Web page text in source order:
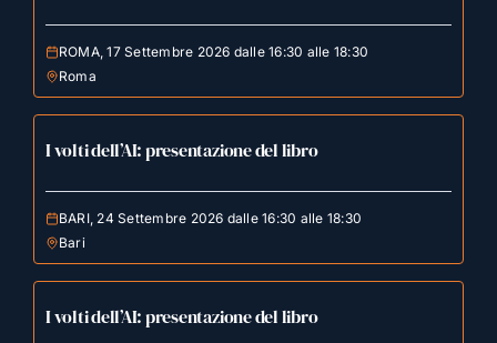
ROMA, 17 Settembre 2026 dalle 16:30 alle 18:30
Roma
I volti dell’AI: presentazione del libro
BARI, 24 Settembre 2026 dalle 16:30 alle 18:30
Bari
I volti dell’AI: presentazione del libro